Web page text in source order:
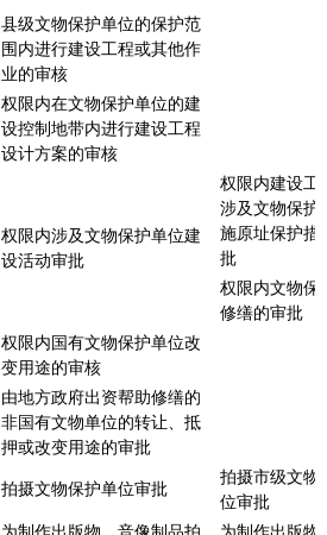
县级文物保护单位的保护范
围内进行建设工程或其他作
业的审核
权限内在文物保护单位的建
设控制地带内进行建设工程
设计方案的审核
权限内涉及文物保护单位建
设活动审批
权限内建设工
涉及文物保护
施原址保护措
批
权限内文物保
修缮的审批
权限内国有文物保护单位改
变用途的审核
由地方政府出资帮助修缮的
非国有文物单位的转让、抵
押或改变用途的审批
拍摄文物保护单位审批
拍摄市级文物
位审批